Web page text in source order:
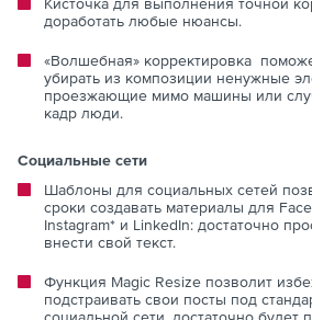
доработать любые нюансы.
«Волшебная» корректировка
убирать из композиции ненужные
проезжающие мимо машины или
кадр люди.
Социальные сети
Шаблоны для социальных сетей
сроки создавать материалы для
Instagram* и LinkedIn: достаточно
внести свой текст.
Функция Magic Resize позволит
подстраивать свои посты под